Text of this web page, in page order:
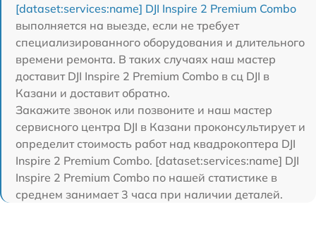
[dataset:services:name] DJI Inspire 2 Premium Combo
выполняется на выезде, если не требует
специализированного оборудования и длительного
времени ремонта. В таких случаях наш мастер
доставит DJI Inspire 2 Premium Combo в сц DJI в
Казани и доставит обратно.
Закажите звонок или позвоните и наш мастер
сервисного центра DJI в Казани проконсультирует и
определит стоимость работ над квадрокоптера DJI
Inspire 2 Premium Combo. [dataset:services:name] DJI
Inspire 2 Premium Combo по нашей статистике в
среднем занимает 3 часа при наличии деталей.